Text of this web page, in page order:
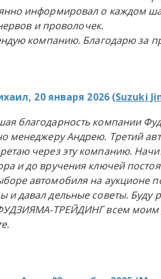
информировал о каждом
и проволочек.
компанию. Благодарю за
20 января 2026 (Suzuki
благодарность компании
менеджеру Андрею. Третий
через эту компанию.
и до вручения ключей
автомобиля на аукционе
и давал дельные советы. Буду
ТРЕЙДИНГ всем моим